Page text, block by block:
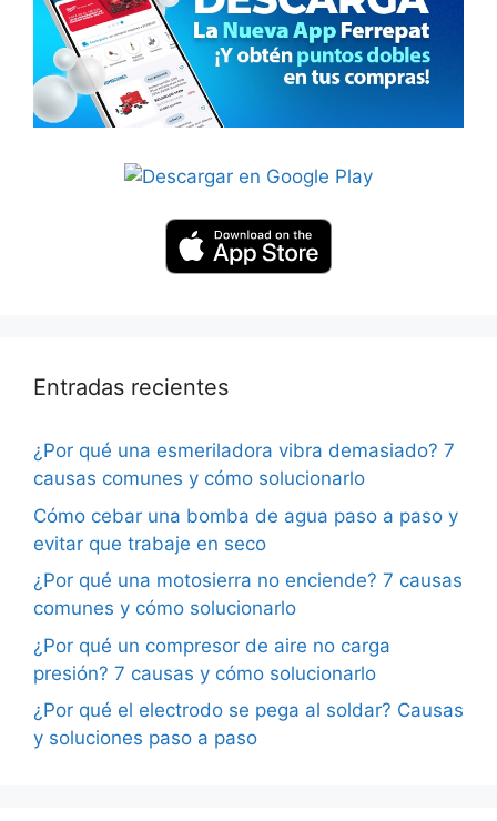
Entradas recientes
¿Por qué una esmeriladora vibra demasiado? 7
causas comunes y cómo solucionarlo
Cómo cebar una bomba de agua paso a paso y
evitar que trabaje en seco
¿Por qué una motosierra no enciende? 7 causas
comunes y cómo solucionarlo
¿Por qué un compresor de aire no carga
presión? 7 causas y cómo solucionarlo
¿Por qué el electrodo se pega al soldar? Causas
y soluciones paso a paso